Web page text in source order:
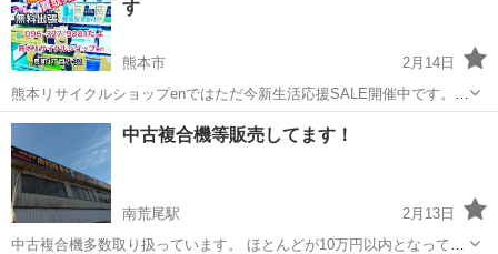
コレクションに...す
熊本市
2月14日
熊本リサイクルショップenではただ今新生活応援SALE開催中です。
https://s.ekiten.jp/shop_2903801/ 当店では６年以内の家電から家具、
生活用品まで揃います。 高額買取も実施中です、電話一本...
熊本 熊本市 リサイクルショップ 無料
中古複合機等販売してます！
南荒尾駅
2月13日
中古複合機多数取り扱っています。 ほとんどが10万円以内となってお